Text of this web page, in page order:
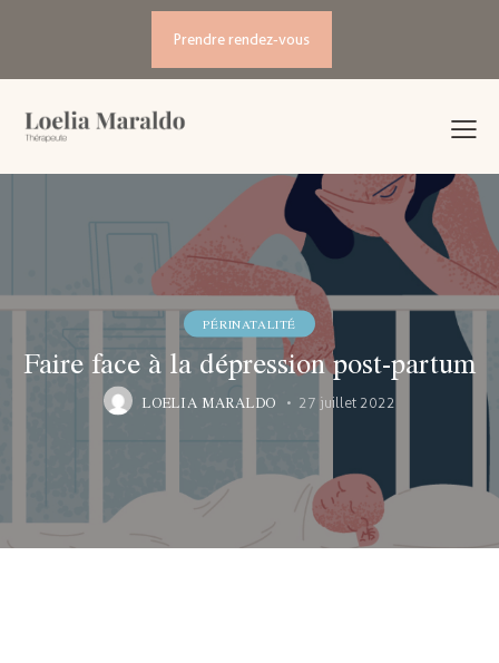
Prendre rendez-vous
PÉRINATALITÉ
Faire face à la dépression post-partum
LOELIA MARALDO 27 juillet 2022